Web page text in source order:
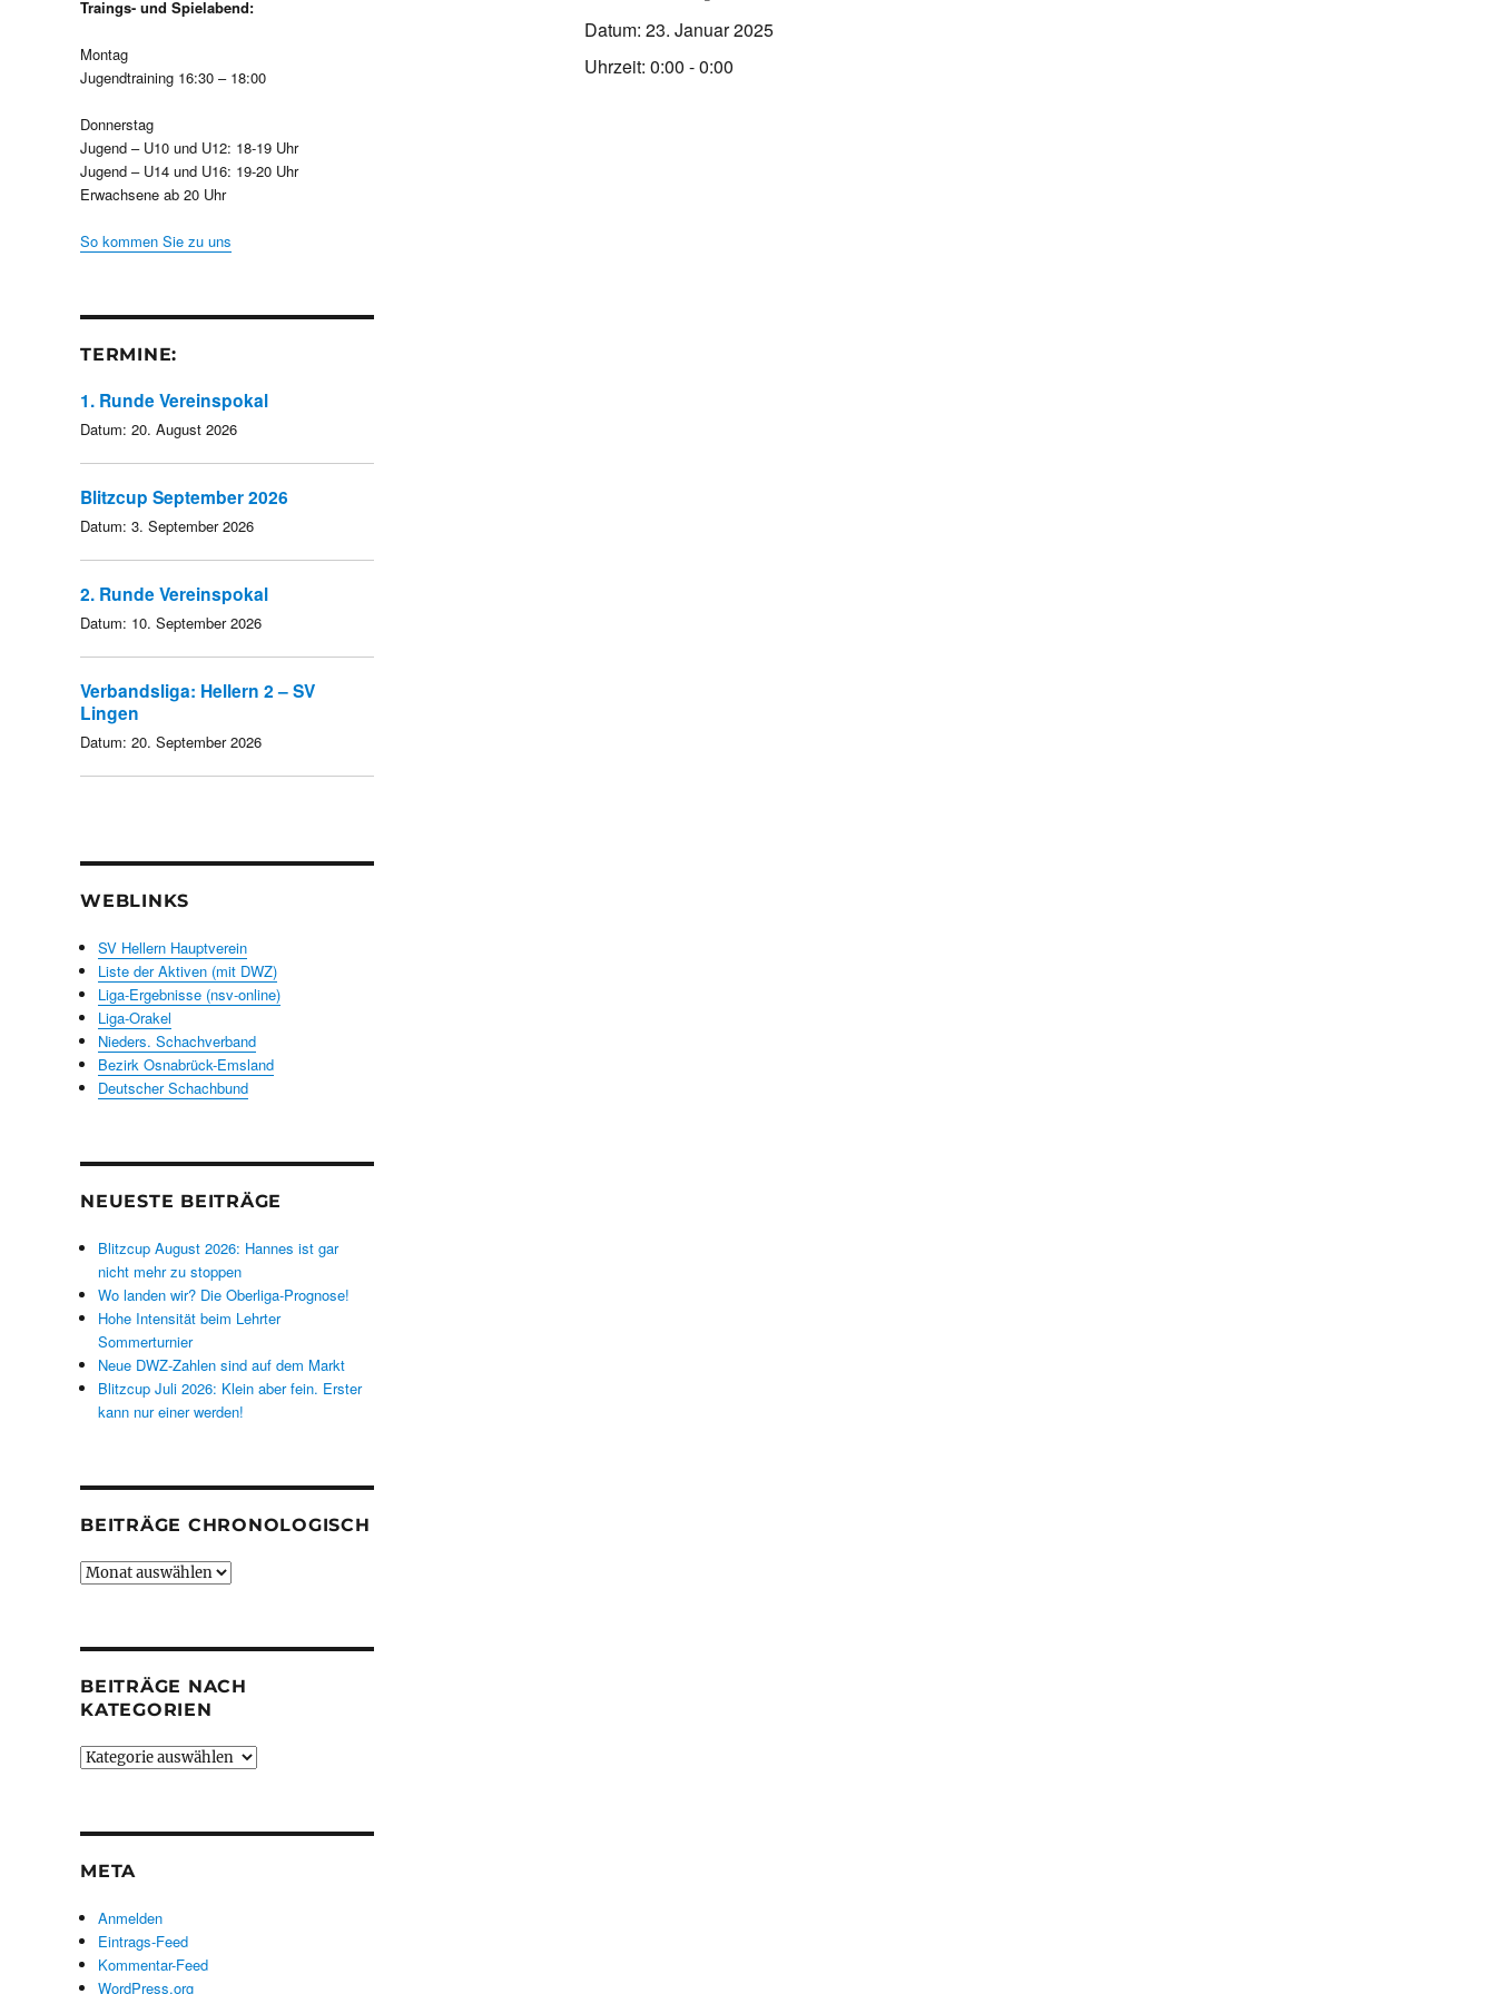
Datum: 23. Januar 2025
Uhrzeit: 0:00 - 0:00
Traings- und Spielabend:
Montag
Jugendtraining 16:30 – 18:00
Donnerstag
Jugend – U10 und U12: 18-19 Uhr
Jugend – U14 und U16: 19-20 Uhr
Erwachsene ab 20 Uhr
So kommen Sie zu uns
TERMINE:
1. Runde Vereinspokal
Datum: 20. August 2026
Blitzcup September 2026
Datum: 3. September 2026
2. Runde Vereinspokal
Datum: 10. September 2026
Verbandsliga: Hellern 2 – SV
Lingen
Datum: 20. September 2026
WEBLINKS
SV Hellern Hauptverein
Liste der Aktiven (mit DWZ)
Liga-Ergebnisse (nsv-online)
Liga-Orakel
Nieders. Schachverband
Bezirk Osnabrück-Emsland
Deutscher Schachbund
NEUESTE BEITRÄGE
Blitzcup August 2026: Hannes ist gar
nicht mehr zu stoppen
Wo landen wir? Die Oberliga-Prognose!
Hohe Intensität beim Lehrter
Sommerturnier
Neue DWZ-Zahlen sind auf dem Markt
Blitzcup Juli 2026: Klein aber fein. Erster
kann nur einer werden!
BEITRÄGE CHRONOLOGISCH
Beiträge
BEITRÄGE NACH
KATEGORIEN
Beiträge
META
Anmelden
Eintrags-Feed
Kommentar-Feed
WordPress.org